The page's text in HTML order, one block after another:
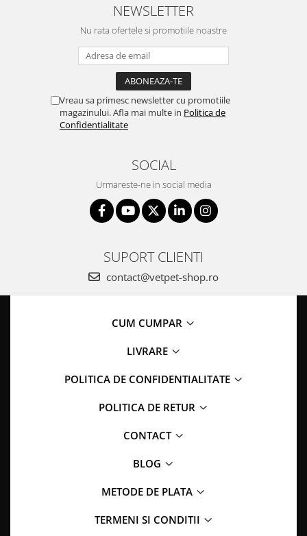
NEWSLETTER
Nu rata ofertele si promotiile noastre
Vreau sa primesc newsletter cu promotiile
magazinului. Afla mai multe in Politica de
Confidentialitate
SOCIAL
Urmareste-ne in social media
SUPORT CLIENTI
contact@vetpet-shop.ro
CUM CUMPAR
LIVRARE
POLITICA DE CONFIDENTIALITATE
POLITICA DE RETUR
CONTACT
BLOG
METODE DE PLATA
TERMENI SI CONDITII